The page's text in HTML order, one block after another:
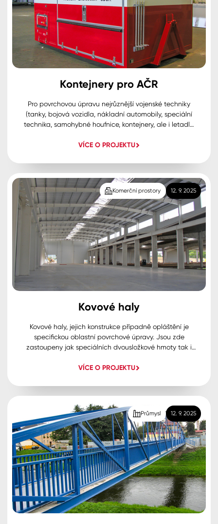
Kontejnery pro AČR
Pro povrchovou úpravu nejrůznější vojenské techniky
(tanky, bojová vozidla, nákladní automobily, speciální
technika, samohybné houfnice, kontejnery, ale i letadla
nátěrové systémy. Pro tento účel jsou kvalifikovány dle
AEP-64 a AEP-65) dva nátěrové systémy ARMY
U2500NG a ARMY U2056 Vojenským výzkumným
ústavem Brno. Uvedené nátěrové systémy ARMY
využívá jak AČR tak i řada dalších armád.
VÍCE O PROJEKTU
Komerční prostory 12. 9. 2025
Kovové haly
Kovové haly, jejich konstrukce případně opláštění je
specifickou oblastní povrchové úpravy. Jsou zde
zastoupeny jak speciálních dvousložkové hmoty tak i
aplikace a využitím např. vodouředitelných barev a
VÍCE O PROJEKTU
Průmysl 12. 9. 2025